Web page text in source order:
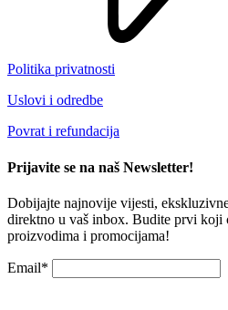
Politika privatnosti
Uslovi i odredbe
Povrat i refundacija
Prijavite se na naš Newsletter!
Dobijajte najnovije vijesti,
direktno u vaš inbox. Budite prvi koji
proizvodima i promocijama!
Email*